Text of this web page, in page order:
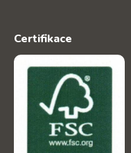
Certifikace